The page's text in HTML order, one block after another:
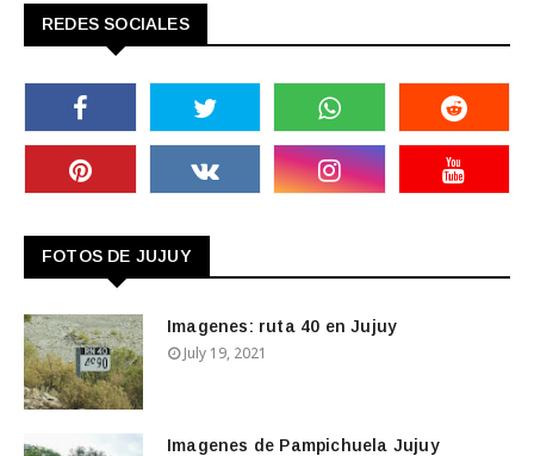
REDES SOCIALES
FOTOS DE JUJUY
Imagenes: ruta 40 en Jujuy
July 19, 2021
Imagenes de Pampichuela Jujuy